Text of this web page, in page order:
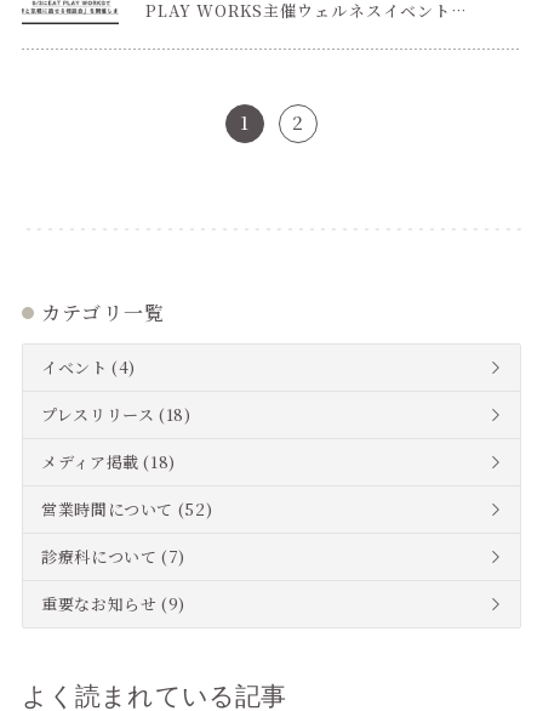
PLAY WORKS主催ウェルネスイベント
開しました
1 2
カテゴリ一覧
イベント (4)
プレスリリース (18)
メディア掲載 (18)
営業時間について (52)
診療科について (7)
重要なお知らせ (9)
よく読まれている記事